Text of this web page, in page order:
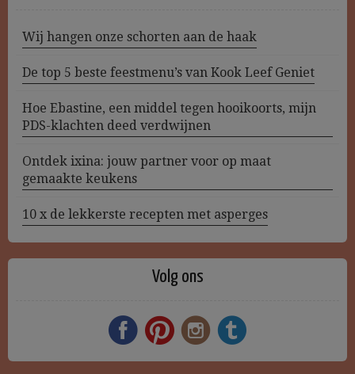
Wij hangen onze schorten aan de haak
De top 5 beste feestmenu’s van Kook Leef Geniet
Hoe Ebastine, een middel tegen hooikoorts, mijn
PDS-klachten deed verdwijnen
Ontdek ixina: jouw partner voor op maat
gemaakte keukens
10 x de lekkerste recepten met asperges
Volg ons